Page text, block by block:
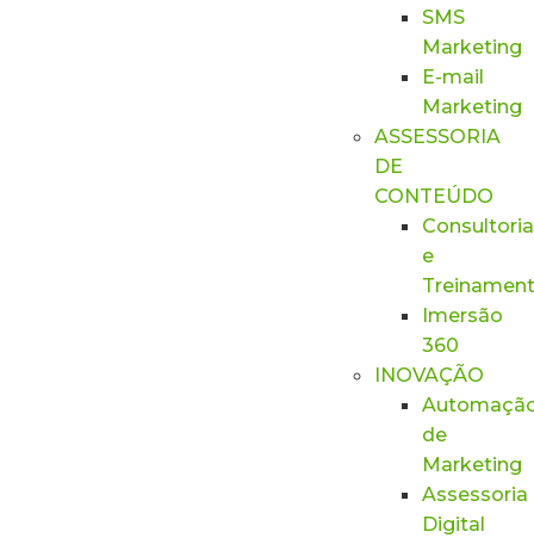
SMS
Marketing
E-mail
Marketing
ASSESSORIA
DE
CONTEÚDO
Consultoria
e
Imersão
360
INOVAÇÃO
de
Marketing
Assessoria
Digital